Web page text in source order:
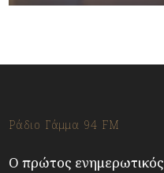
Ράδιο Γάμμα 94 FM
Ο πρώτος